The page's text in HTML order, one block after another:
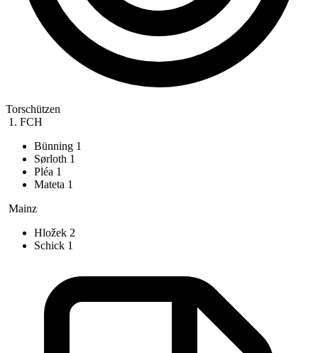
Torschützen
1. FCH
Bünning 1
Sørloth 1
Pléa 1
Mateta 1
Mainz
Hložek 2
Schick 1